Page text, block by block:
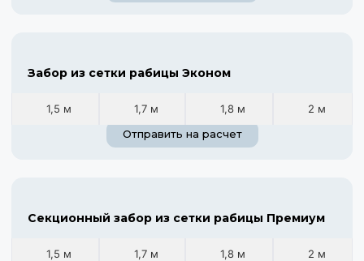
Забор из сетки рабицы Эконом
1,5 м 1,7 м 1,8 м
2 м
Отправить на расчет
Секционный забор из сетки рабицы Премиум
1,5 м 1,7 м 1,8 м
2 м